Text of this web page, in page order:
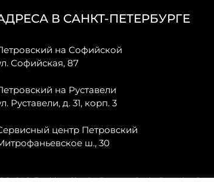
В САНКТ-ПЕТЕРБУРГЕ
на Софийской
Софийская, 87
на Руставели
Руставели, д. 31, корп. 3
центр Петровский
ш., 30
GAC, Forthing, Citroёn, Peugeot, Opel и Renault в